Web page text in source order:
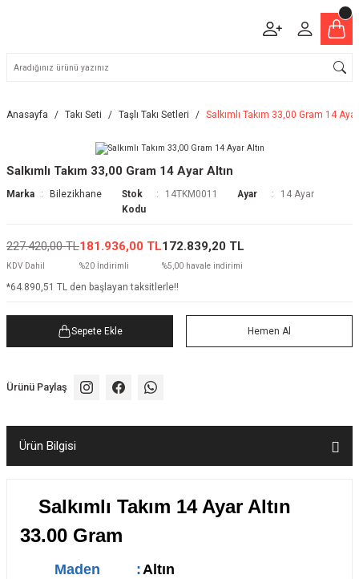
Anasayfa Takı Seti Taşlı Takı Setleri Salkımlı Takım 33,00 Gram 14
Salkımlı Takım 33,00 Gram 14 Ayar Altın
Marka Bilezikhane
Stok
Kodu
14TKM0011 Ayar 14 Ayar
227.420,00 TL
KDV Dahil
181.936,00 TL
%20 İndirimli
172.839,20 TL
%5,00 havale indirimi
*64.890,51 TL den başlayan taksitlerle!!
Sepete Ekle Hemen Al
Ürünü Paylaş
Ürün Bilgisi
Salkımlı Takım 14 Ayar Altın
33.00 Gram
Maden :Altın